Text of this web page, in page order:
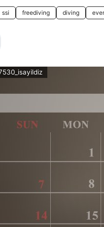
ssi freediving diving